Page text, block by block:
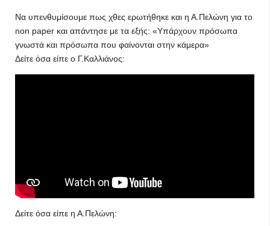
Να υπενθυμίσουμε πως χθες ερωτήθηκε και η Α.Πελώνη για το
non paper και απάντησε με τα εξής: «Υπάρχουν πρόσωπα
γνωστά και πρόσωπα που φαίνονται στην κάμερα»
Δείτε όσα είπε o Γ.Καλλιάνος:
Δείτε όσα είπε η Α.Πελώνη: